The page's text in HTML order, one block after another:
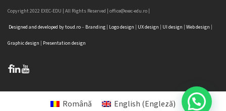
Copyright 2022 EXEC-EDU | All Rights Reserved | office@exec-edu.ro
Designed and developed bytoud.ro– Branding Logodesign UX design UI design Web design
Graphic design Presentation design
Română English (Engleză)